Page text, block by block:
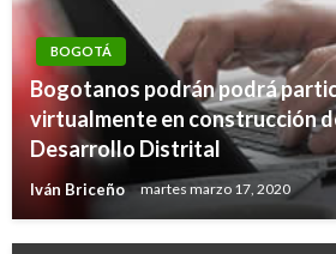
BOGOTÁ
Bogotanos podrán podrá
virtualmente en construcción
Desarrollo Distrital
Iván Briceño martes marzo 17, 2020